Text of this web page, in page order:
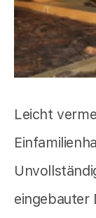
Leicht